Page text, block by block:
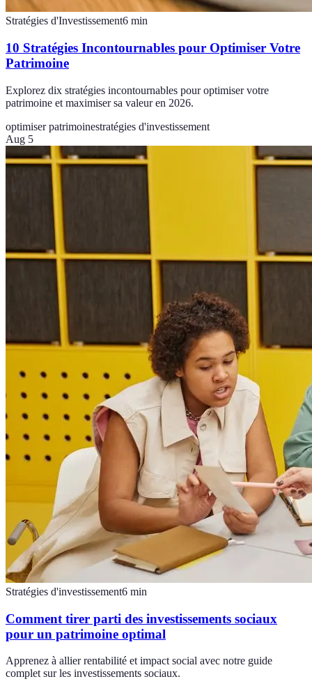
Stratégies d'Investissement6 min
10 Stratégies Incontournables pour Optimiser Votre
Patrimoine
Explorez dix stratégies incontournables pour optimiser votre
patrimoine et maximiser sa valeur en 2026.
optimiser patrimoinestratégies d'investissement
Aug 5
Stratégies d'investissement6 min
Comment tirer parti des investissements sociaux
pour un patrimoine optimal
Apprenez à allier rentabilité et impact social avec notre guide
complet sur les investissements sociaux.